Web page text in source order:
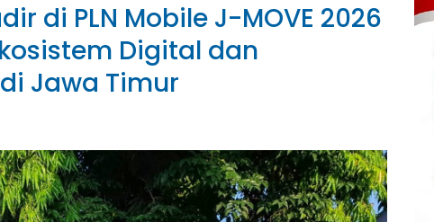
di PLN Mobile J-MOVE 2026
Digital dan
Jawa Timur